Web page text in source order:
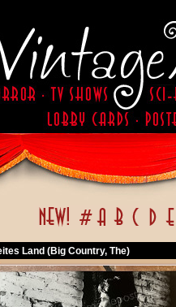
Land (Big Country, The)